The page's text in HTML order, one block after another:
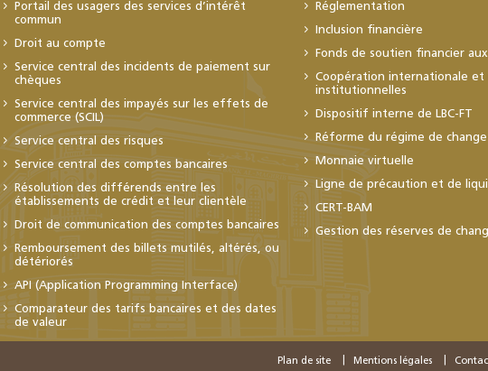
Portail des usagers des services d’intérêt
commun
Droit au compte
Service central des incidents de paiement sur
chèques
Service central des impayés sur les effets de
commerce (SCIL)
Service central des risques
Service central des comptes bancaires
Résolution des différends entre les
établissements de crédit et leur clientèle
Droit de communication des comptes bancaires
Remboursement des billets mutilés, altérés, ou
détériorés
API (Application Programming Interface)
Comparateur des tarifs bancaires et des dates
de valeur
Réglementation
Inclusion financière
Fonds de soutien financier aux
Coopération internationale et
institutionnelles
Dispositif interne de LBC-FT
Réforme du régime de change
Monnaie virtuelle
Ligne de précaution et de
CERT-BAM
Gestion des réserves de
Plan de site Mentions légales